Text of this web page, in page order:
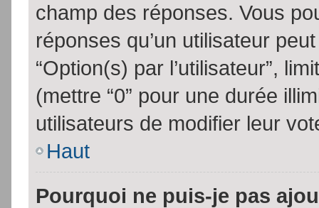
champ des réponses. Vous
réponses qu’un utilisateur
“Option(s) par l’utilisateur”,
(mettre “0” pour une durée
utilisateurs de modifier leur
Haut
Pourquoi ne puis-je pas